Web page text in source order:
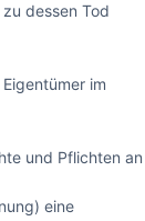
dessen Tod
im
und Pflichten an
eine